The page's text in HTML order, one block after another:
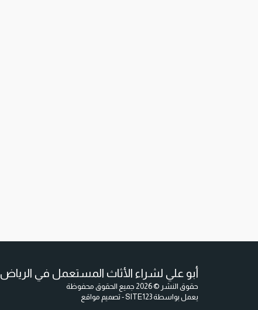
أبو علي لشراء الأثاث المستعمل في الرياض
حقوق النشر © 2026 جميع الحقوق محفوظة
يعمل بواسطة SITE123
-تصميم مواقع